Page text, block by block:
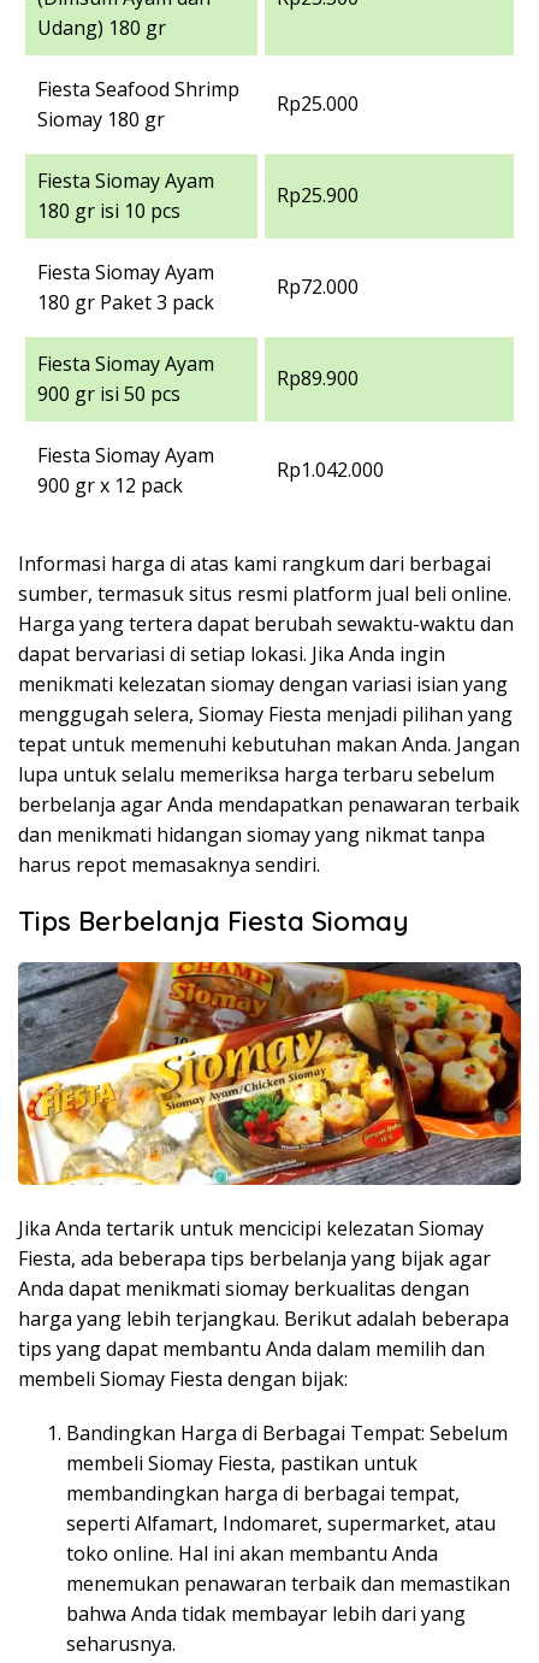
Udang) 180 gr
Fiesta Seafood Shrimp
Siomay 180 gr
Rp25.000
Fiesta Siomay Ayam
180 gr isi 10 pcs
Rp25.900
Fiesta Siomay Ayam
180 gr Paket 3 pack
Rp72.000
Fiesta Siomay Ayam
900 gr isi 50 pcs
Rp89.900
Fiesta Siomay Ayam
900 gr x 12 pack
Rp1.042.000
Informasi harga di atas kami rangkum dari berbagai
sumber, termasuk situs resmi platform jual beli online.
Harga yang tertera dapat berubah sewaktu-waktu dan
dapat bervariasi di setiap lokasi. Jika Anda ingin
menikmati kelezatan siomay dengan variasi isian yang
menggugah selera, Siomay Fiesta menjadi pilihan yang
tepat untuk memenuhi kebutuhan makan Anda. Jangan
lupa untuk selalu memeriksa harga terbaru sebelum
berbelanja agar Anda mendapatkan penawaran terbaik
dan menikmati hidangan siomay yang nikmat tanpa
harus repot memasaknya sendiri.
Tips Berbelanja Fiesta Siomay
Jika Anda tertarik untuk mencicipi kelezatan Siomay
Fiesta, ada beberapa tips berbelanja yang bijak agar
Anda dapat menikmati siomay berkualitas dengan
harga yang lebih terjangkau. Berikut adalah beberapa
tips yang dapat membantu Anda dalam memilih dan
membeli Siomay Fiesta dengan bijak:
Bandingkan Harga di Berbagai Tempat: Sebelum
membeli Siomay Fiesta, pastikan untuk
membandingkan harga di berbagai tempat,
seperti Alfamart, Indomaret, supermarket, atau
toko online. Hal ini akan membantu Anda
menemukan penawaran terbaik dan memastikan
bahwa Anda tidak membayar lebih dari yang
seharusnya.